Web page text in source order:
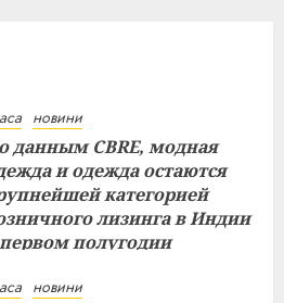
новини
данным CBRE, модная
и одежда остаются
категорией
лизинга в Индии
полугодии
новини